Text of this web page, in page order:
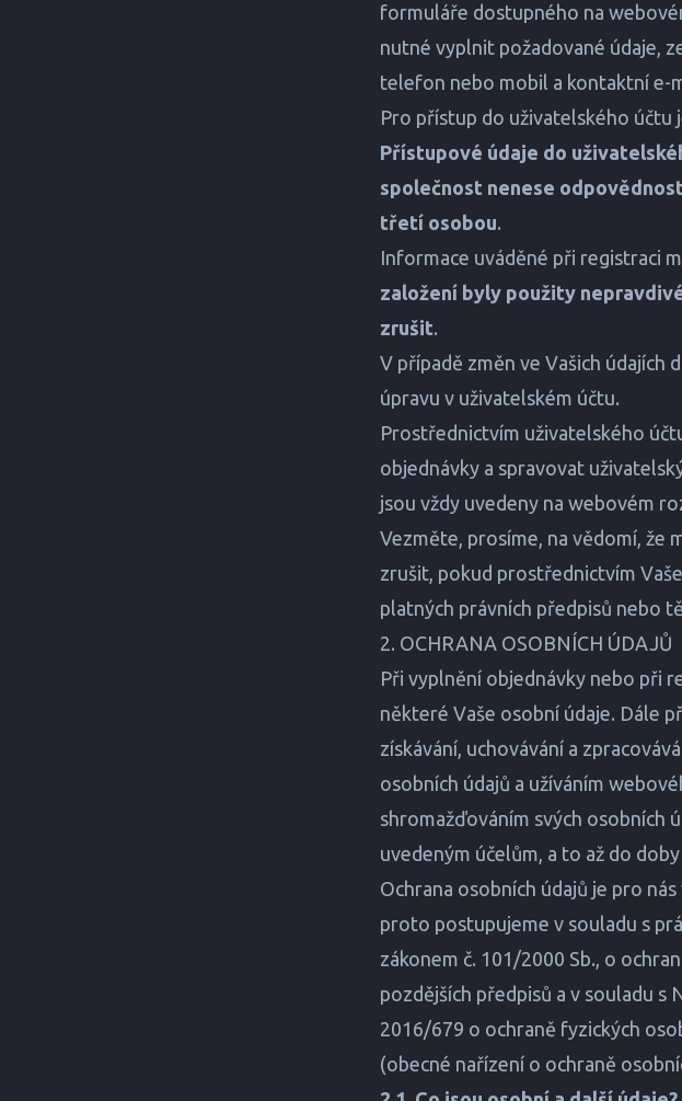
formuláře dostupného na
nutné vyplnit požadované údaje,
telefon nebo mobil a kontaktní e-
Pro přístup do uživatelského účtu
Přístupové údaje do
společnost nenese
třetí osobou.
Informace uváděné při registraci
založení byly použity
zrušit.
V případě změn ve Vašich
úpravu v uživatelském účtu.
Prostřednictvím uživatelského
objednávky a spravovat
jsou vždy uvedeny na webovém
Vezměte, prosíme, na vědomí, že
zrušit, pokud prostřednictvím
platných právních předpisů nebo
2. OCHRANA OSOBNÍCH ÚDAJŮ
Při vyplnění objednávky nebo při
některé Vaše osobní údaje. Dále
získávání, uchovávání a
osobních údajů a užíváním
shromažďováním svých osobních
uvedeným účelům, a to až do
Ochrana osobních údajů je pro
proto postupujeme v souladu s
zákonem č. 101/2000 Sb., o
pozdějších předpisů a v souladu s
2016/679 o ochraně fyzických
(obecné nařízení o ochraně